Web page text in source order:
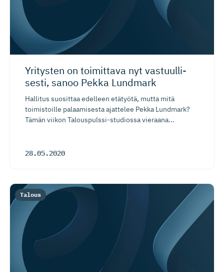
Yritysten on toimittava nyt vastuulli­
sesti, sanoo Pekka Lundmark
Hallitus suosittaa edelleen etätyötä, mutta mitä
toimistoille palaamisesta ajattelee Pekka Lundmark?
Tämän viikon Talouspulssi-studiossa vieraana...
28.05.2020
Talous